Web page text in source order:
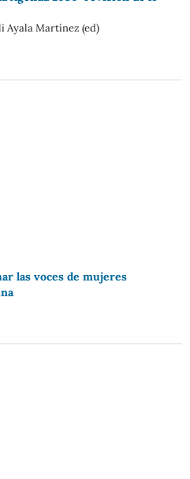
Ayala Martínez (ed)
las voces de mujeres